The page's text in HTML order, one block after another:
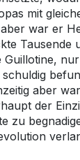
mit
war er
Tausende
aber
der
zu